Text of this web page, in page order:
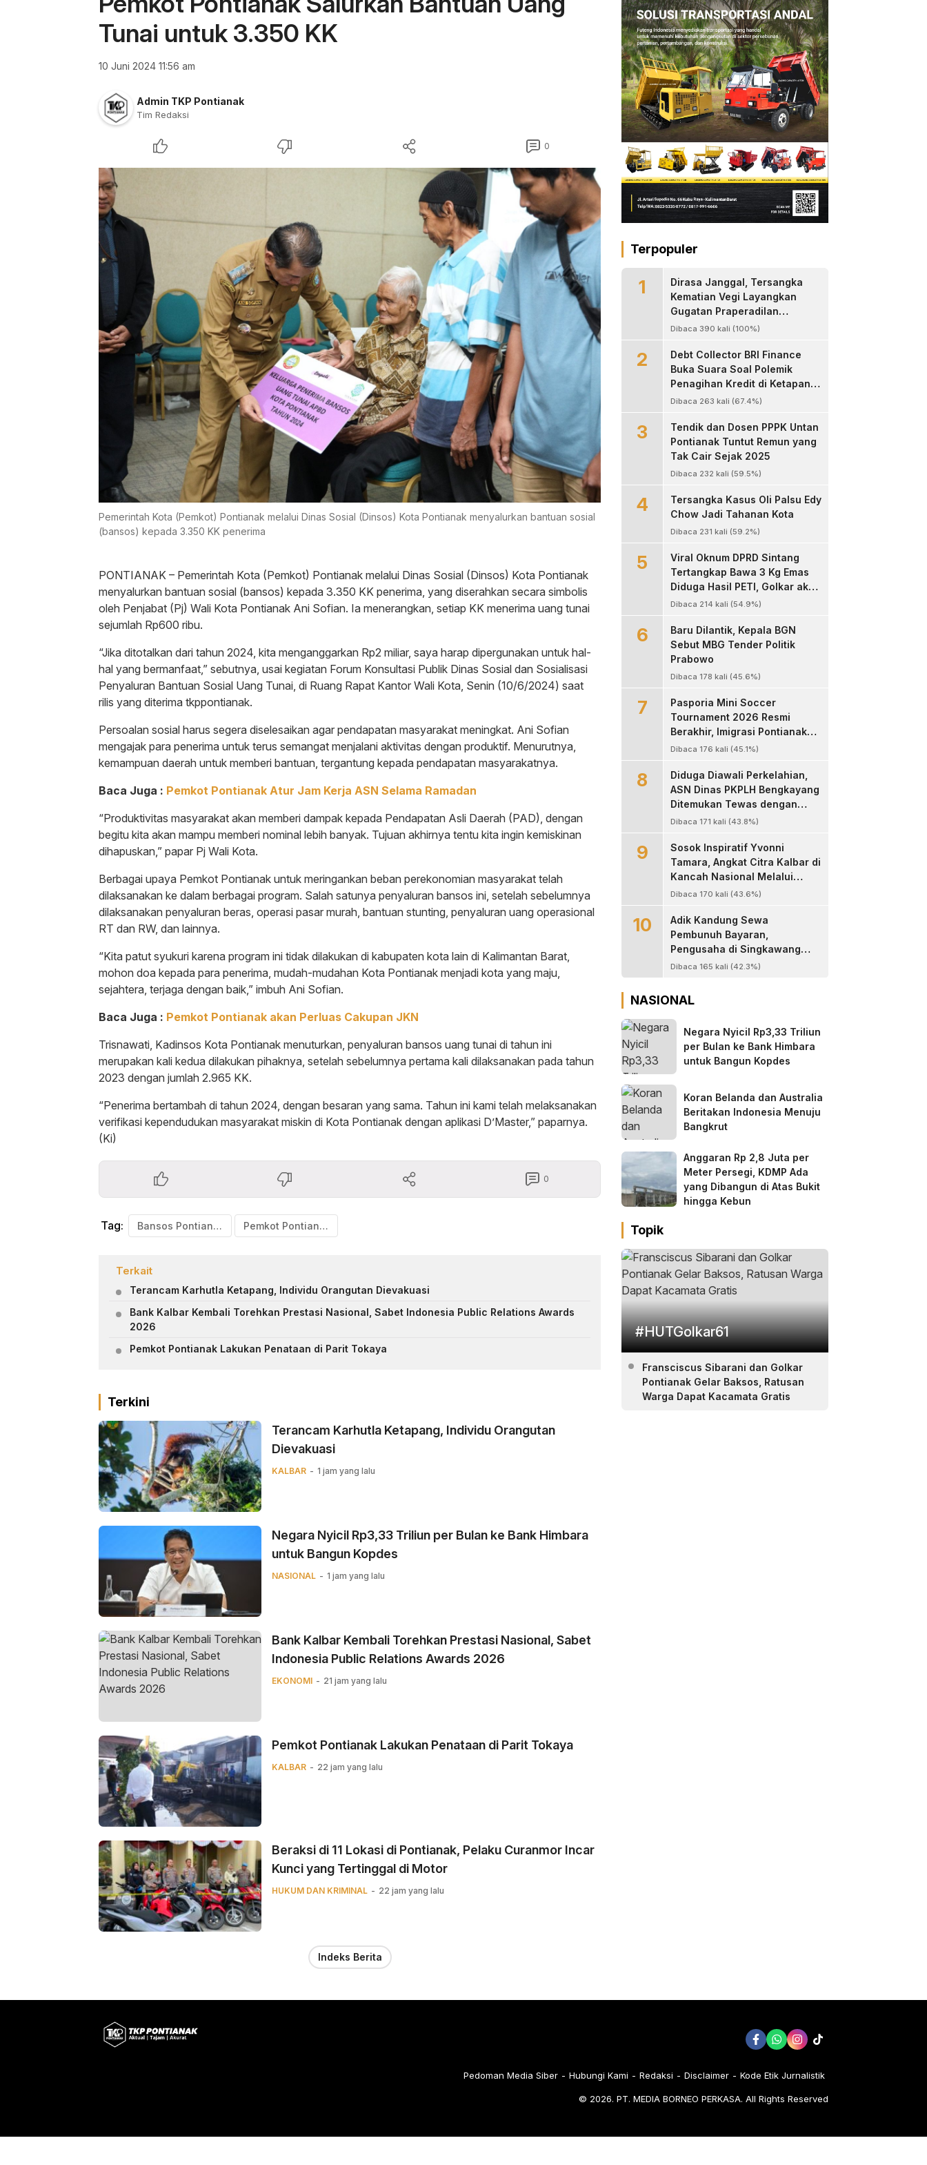
Tunai untuk 3.350 KK
10 Juni 2024 11:56 am
Admin TKP Pontianak
Tim Redaksi
0
Pemerintah Kota (Pemkot) Pontianak melalui Dinas Sosial (Dinsos) Kota Pontianak menyalurkan bantuan sosial
(bansos) kepada 3.350 KK penerima
PONTIANAK – Pemerintah Kota (Pemkot) Pontianak melalui Dinas Sosial (Dinsos) Kota Pontianak
menyalurkan bantuan sosial (bansos) kepada 3.350 KK penerima, yang diserahkan secara simbolis
oleh Penjabat (Pj) Wali Kota Pontianak Ani Sofian. Ia menerangkan, setiap KK menerima uang tunai
sejumlah Rp600 ribu.
“Jika ditotalkan dari tahun 2024, kita menganggarkan Rp2 miliar, saya harap dipergunakan untuk hal-
hal yang bermanfaat,” sebutnya, usai kegiatan Forum Konsultasi Publik Dinas Sosial dan Sosialisasi
Penyaluran Bantuan Sosial Uang Tunai, di Ruang Rapat Kantor Wali Kota, Senin (10/6/2024) saat
rilis yang diterima tkppontianak.
Persoalan sosial harus segera diselesaikan agar pendapatan masyarakat meningkat. Ani Sofian
mengajak para penerima untuk terus semangat menjalani aktivitas dengan produktif. Menurutnya,
kemampuan daerah untuk memberi bantuan, tergantung kepada pendapatan masyarakatnya.
Baca Juga : Pemkot Pontianak Atur Jam Kerja ASN Selama Ramadan
“Produktivitas masyarakat akan memberi dampak kepada Pendapatan Asli Daerah (PAD), dengan
begitu kita akan mampu memberi nominal lebih banyak. Tujuan akhirnya tentu kita ingin kemiskinan
dihapuskan,” papar Pj Wali Kota.
Berbagai upaya Pemkot Pontianak untuk meringankan beban perekonomian masyarakat telah
dilaksanakan ke dalam berbagai program. Salah satunya penyaluran bansos ini, setelah sebelumnya
dilaksanakan penyaluran beras, operasi pasar murah, bantuan stunting, penyaluran uang operasional
RT dan RW, dan lainnya.
“Kita patut syukuri karena program ini tidak dilakukan di kabupaten kota lain di Kalimantan Barat,
mohon doa kepada para penerima, mudah-mudahan Kota Pontianak menjadi kota yang maju,
sejahtera, terjaga dengan baik,” imbuh Ani Sofian.
Baca Juga : Pemkot Pontianak akan Perluas Cakupan JKN
Trisnawati, Kadinsos Kota Pontianak menuturkan, penyaluran bansos uang tunai di tahun ini
merupakan kali kedua dilakukan pihaknya, setelah sebelumnya pertama kali dilaksanakan pada tahun
2023 dengan jumlah 2.965 KK.
“Penerima bertambah di tahun 2024, dengan besaran yang sama. Tahun ini kami telah melaksanakan
verifikasi kependudukan masyarakat miskin di Kota Pontianak dengan aplikasi D’Master,” paparnya.
(Ki)
0
Tag: Bansos Pontianak Pemkot Pontianak
Terkait
Terancam Karhutla Ketapang, Individu Orangutan Dievakuasi
Bank Kalbar Kembali Torehkan Prestasi Nasional, Sabet Indonesia Public Relations Awards
2026
Pemkot Pontianak Lakukan Penataan di Parit Tokaya
Terkini
Terancam Karhutla Ketapang, Individu Orangutan
Dievakuasi
KALBAR 1 jam yang lalu
Negara Nyicil Rp3,33 Triliun per Bulan ke Bank Himbara
untuk Bangun Kopdes
NASIONAL 1 jam yang lalu
Bank Kalbar Kembali Torehkan Prestasi Nasional, Sabet
Indonesia Public Relations Awards 2026
EKONOMI 21 jam yang lalu
Pemkot Pontianak Lakukan Penataan di Parit Tokaya
KALBAR 22 jam yang lalu
Beraksi di 11 Lokasi di Pontianak, Pelaku Curanmor Incar
Kunci yang Tertinggal di Motor
HUKUM DAN KRIMINAL 22 jam yang lalu
Indeks Berita
Terpopuler
1
Dirasa Janggal, Tersangka
Kematian Vegi Layangkan
Gugatan Praperadilan
Kapolres Landak
Dibaca 390 kali (100%)
2
Debt Collector BRI Finance
Buka Suara Soal Polemik
Penagihan Kredit di Ketapang,
Bantah Tuduhan
Dibaca 263 kali (67.4%)
3
Tendik dan Dosen PPPK Untan
Pontianak Tuntut Remun yang
Tak Cair Sejak 2025
Dibaca 232 kali (59.5%)
4
Tersangka Kasus Oli Palsu Edy
Chow Jadi Tahanan Kota
Dibaca 231 kali (59.2%)
5
Viral Oknum DPRD Sintang
Tertangkap Bawa 3 Kg Emas
Diduga Hasil PETI, Golkar akan
Sanksi Kode Etik
Dibaca 214 kali (54.9%)
6
Baru Dilantik, Kepala BGN
Sebut MBG Tender Politik
Prabowo
Dibaca 178 kali (45.6%)
7
Pasporia Mini Soccer
Tournament 2026 Resmi
Berakhir, Imigrasi Pontianak
Sukses Hadirkan Ajang Sportif
Masyarakat
Dibaca 176 kali (45.1%)
8
Diduga Diawali Perkelahian,
ASN Dinas PKPLH Bengkayang
Ditemukan Tewas dengan
Luka Parah di Depan Cafe
Dibaca 171 kali (43.8%)
9
‎Sosok Inspiratif Yvonni
Tamara, Angkat Citra Kalbar di
Kancah Nasional Melalui
Dunia Digital ‎
Dibaca 170 kali (43.6%)
10
Adik Kandung Sewa
Pembunuh Bayaran,
Pengusaha di Singkawang
Tewas Ditembak di Halaman
Dibaca 165 kali (42.3%)
NASIONAL
Negara Nyicil Rp3,33 Triliun
per Bulan ke Bank Himbara
untuk Bangun Kopdes
Koran Belanda dan Australia
Beritakan Indonesia Menuju
Bangkrut
Anggaran Rp 2,8 Juta per
Meter Persegi, KDMP Ada
yang Dibangun di Atas Bukit
hingga Kebun
Topik
#HUTGolkar61
Fransciscus Sibarani dan Golkar
Pontianak Gelar Baksos, Ratusan
Warga Dapat Kacamata Gratis
Pedoman Media Siber Hubungi Kami Redaksi Disclaimer Kode Etik Jurnalistik
© 2026. PT. MEDIA BORNEO PERKASA. All Rights Reserved